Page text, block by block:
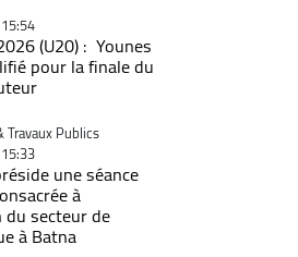
(U20) : Younes
pour la finale du
Publics
une séance
à
secteur de
à Batna